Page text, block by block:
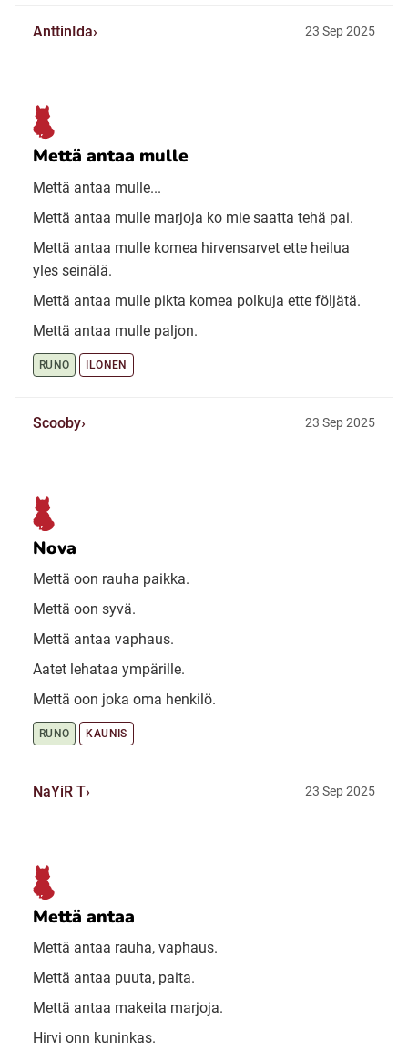
AnttinIda 23 Sep 2025
Mettä antaa mulle
Mettä antaa mulle...
Mettä antaa mulle marjoja ko mie saatta tehä pai.
Mettä antaa mulle komea hirvensarvet ette heilua
yles seinälä.
Mettä antaa mulle pikta komea polkuja ette följätä.
Mettä antaa mulle paljon.
RUNO ILONEN
Scooby 23 Sep 2025
Nova
Mettä oon rauha paikka.
Mettä oon syvä.
Mettä antaa vaphaus.
Aatet lehataa ympärille.
Mettä oon joka oma henkilö.
RUNO KAUNIS
NaYiR T 23 Sep 2025
Mettä antaa
Mettä antaa rauha, vaphaus.
Mettä antaa puuta, paita.
Mettä antaa makeita marjoja.
Hirvi onn kuninkas.